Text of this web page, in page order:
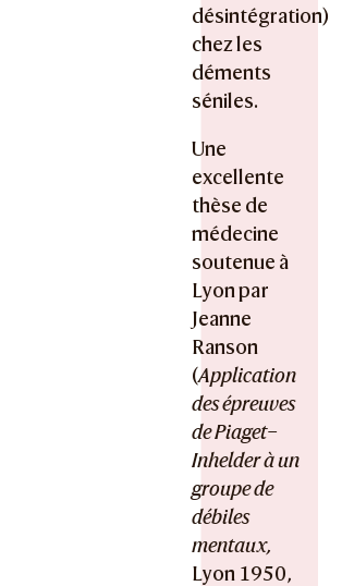
désintégration)
chez les
déments
séniles.
Une
excellente
thèse de
médecine
soutenue à
Lyon par
Jeanne
Ranson
(Application
des épreuves
de Piaget–
Inhelder à un
groupe de
débiles
mentaux,
Lyon 1950,